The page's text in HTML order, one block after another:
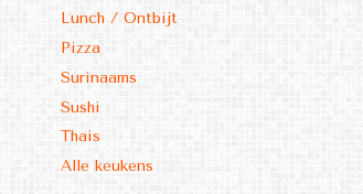
Lunch / Ontbijt
Pizza
Surinaams
Sushi
Thais
Alle keukens